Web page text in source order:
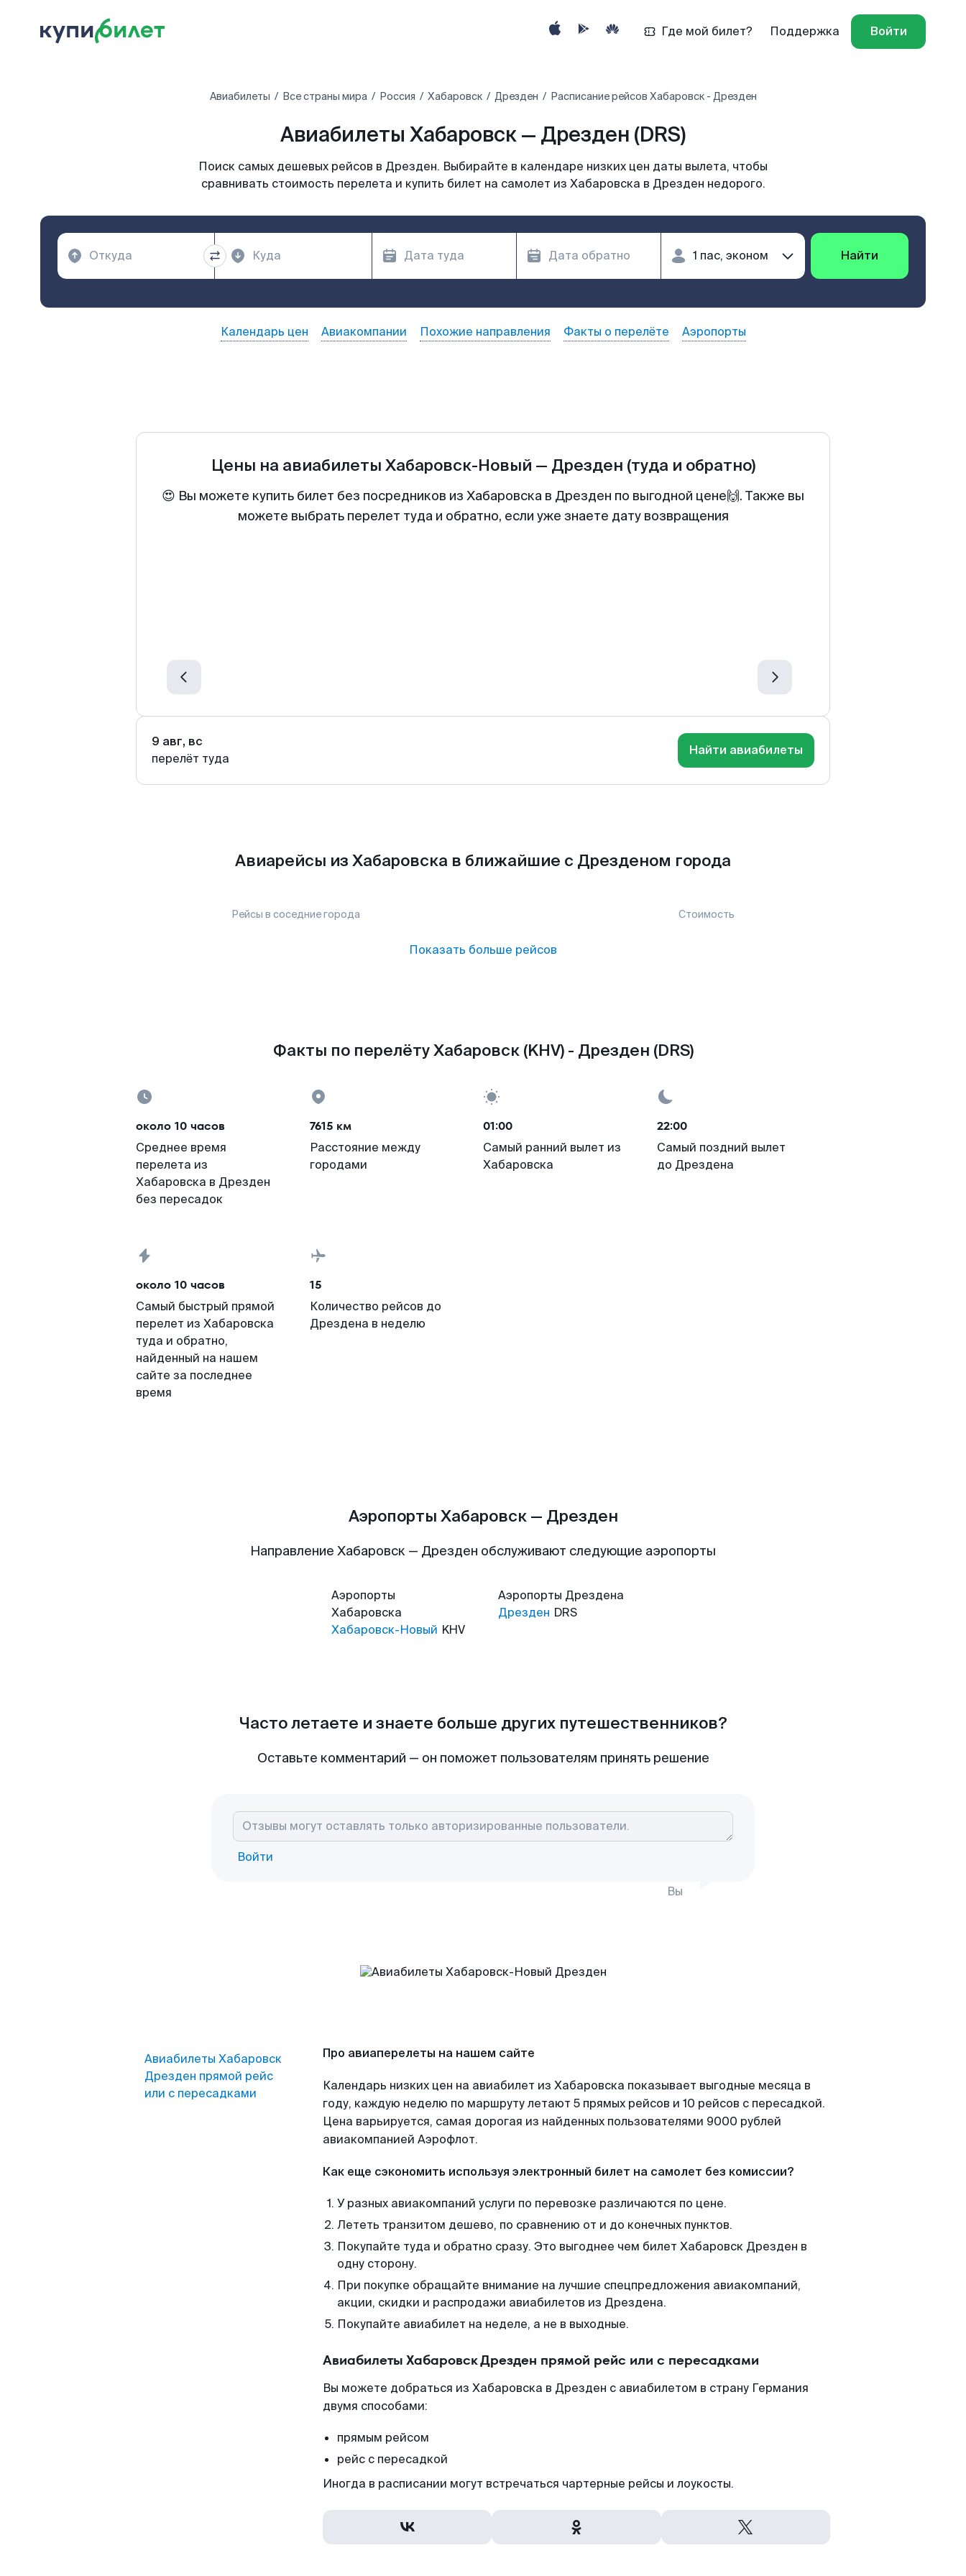
Где мой билет? Поддержка Войти
Авиабилеты Все страны мира Россия Хабаровск Дрезден Расписание рейсов Хабаровск - Дрезден
Авиабилеты Хабаровск — Дрезден (DRS)
Поиск самых дешевых рейсов в Дрезден. Выбирайте в календаре низких цен даты вылета, чтобы
сравнивать стоимость перелета и купить билет на самолет из Хабаровска в Дрезден недорого.
Найти
Календарь цен Авиакомпании Похожие направления Факты о перелёте Аэропорты
Цены на авиабилеты Хабаровск-Новый — Дрезден (туда и обратно)
😍 Вы можете купить билет без посредников из Хабаровска в Дрезден по выгодной цене🙌. Также вы
можете выбрать перелет туда и обратно, если уже знаете дату возвращения
9 авг, вс
перелёт туда
Найти авиабилеты
Авиарейсы из Хабаровска в ближайшие с Дрезденом города
Рейсы в соседние города Стоимость
Показать больше рейсов
Факты по перелёту Хабаровск (KHV) - Дрезден (DRS)
около 10 часов
Среднее время
перелета из
Хабаровска в Дрезден
без пересадок
7615 км
Расстояние между
городами
01:00
Самый ранний вылет из
Хабаровска
22:00
Самый поздний вылет
до Дрездена
около 10 часов
Самый быстрый прямой
перелет из Хабаровска
туда и обратно,
найденный на нашем
сайте за последнее
время
15
Количество рейсов до
Дрездена в неделю
Аэропорты Хабаровск — Дрезден
Направление Хабаровск — Дрезден обслуживают следующие аэропорты
Аэропорты
Хабаровска
Хабаровск-Новый KHV
Аэропорты Дрездена
Дрезден DRS
Часто летаете и знаете больше других путешественников?
Оставьте комментарий — он поможет пользователям принять решение
Войти
Вы
Авиабилеты Хабаровск
Дрезден прямой рейс
или с пересадками
Про авиаперелеты на нашем сайте
Календарь низких цен на авиабилет из Хабаровска показывает выгодные месяца в
году, каждую неделю по маршруту летают 5 прямых рейсов и 10 рейсов с пересадкой.
Цена варьируется, самая дорогая из найденных пользователями 9000 рублей
авиакомпанией Аэрофлот.
Как еще сэкономить используя электронный билет на самолет без комиссии?
У разных авиакомпаний услуги по перевозке различаются по цене.
Лететь транзитом дешево, по сравнению от и до конечных пунктов.
Покупайте туда и обратно сразу. Это выгоднее чем билет Хабаровск Дрезден в
одну сторону.
При покупке обращайте внимание на лучшие спецпредложения авиакомпаний,
акции, скидки и распродажи авиабилетов из Дрездена.
Покупайте авиабилет на неделе, а не в выходные.
Авиабилеты Хабаровск Дрезден прямой рейс или с пересадками
Вы можете добраться из Хабаровска в Дрезден с авиабилетом в страну Германия
двумя способами:
прямым рейсом
рейс с пересадкой
Иногда в расписании могут встречаться чартерные рейсы и лоукосты.